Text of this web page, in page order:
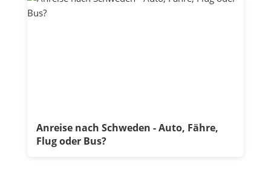
Anreise nach Schweden - Auto, Fähre,
Flug oder Bus?